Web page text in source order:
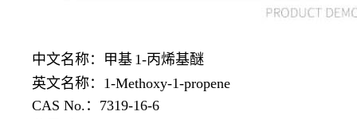
中文名称：甲基 1-丙烯基醚
英文名称： 1-Methoxy-1-propene
CAS No.：7319-16-6